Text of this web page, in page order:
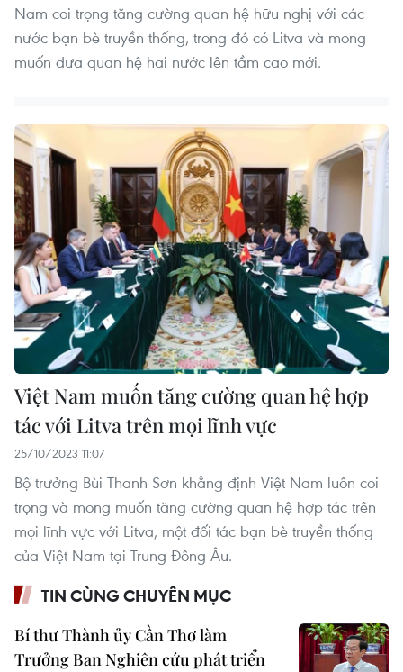
Nam coi trọng tăng cường quan hệ hữu nghị với các
nước bạn bè truyền thống, trong đó có Litva và mong
muốn đưa quan hệ hai nước lên tầm cao mới.
Việt Nam muốn tăng cường quan hệ hợp
tác với Litva trên mọi lĩnh vực
25/10/2023 11:07
Bộ trưởng Bùi Thanh Sơn khẳng định Việt Nam luôn coi
trọng và mong muốn tăng cường quan hệ hợp tác trên
mọi lĩnh vực với Litva, một đối tác bạn bè truyền thống
của Việt Nam tại Trung Đông Âu.
TIN CÙNG CHUYÊN MỤC
Bí thư Thành ủy Cần Thơ làm
Trưởng Ban Nghiên cứu phát triển